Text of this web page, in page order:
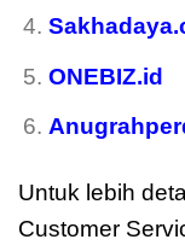
ONEBIZ.id
Untuk lebih
Customer